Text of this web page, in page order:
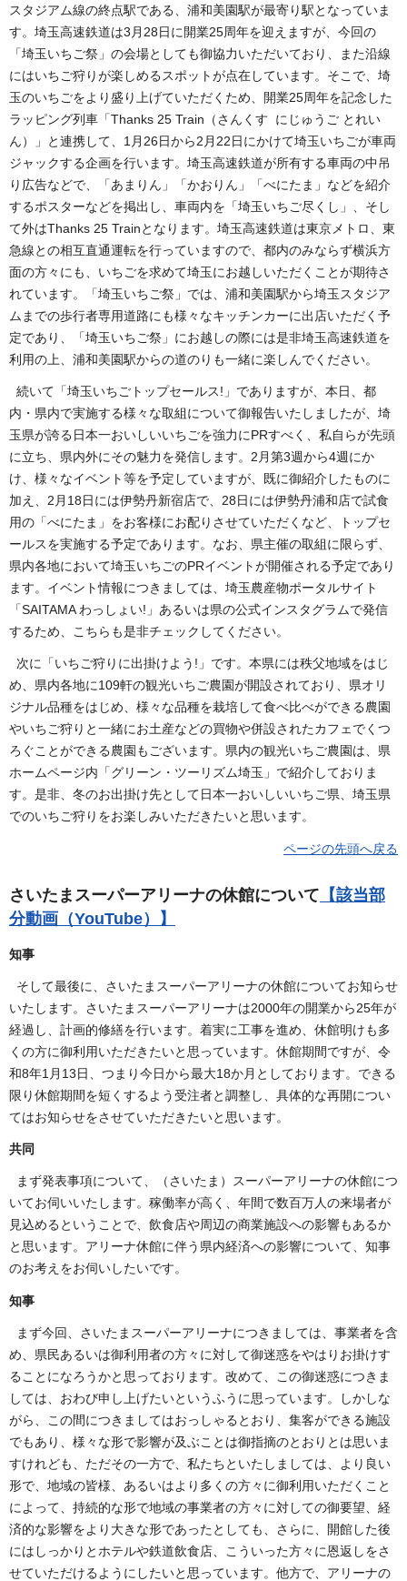
スタジアム線の終点駅である、浦和美園駅が最寄り駅となっていま
す。埼玉高速鉄道は3月28日に開業25周年を迎えますが、今回の
「埼玉いちご祭」の会場としても御協力いただいており、また沿線
にはいちご狩りが楽しめるスポットが点在しています。そこで、埼
玉のいちごをより盛り上げていただくため、開業25周年を記念した
ラッピング列車「Thanks 25 Train（さんくす にじゅうご とれい
ん）」と連携して、1月26日から2月22日にかけて埼玉いちごが車両
ジャックする企画を行います。埼玉高速鉄道が所有する車両の中吊
り広告などで、「あまりん」「かおりん」「べにたま」などを紹介
するポスターなどを掲出し、車両内を「埼玉いちご尽くし」、そし
て外はThanks 25 Trainとなります。埼玉高速鉄道は東京メトロ、東
急線との相互直通運転を行っていますので、都内のみならず横浜方
面の方々にも、いちごを求めて埼玉にお越しいただくことが期待さ
れています。「埼玉いちご祭」では、浦和美園駅から埼玉スタジア
ムまでの歩行者専用道路にも様々なキッチンカーに出店いただく予
定であり、「埼玉いちご祭」にお越しの際には是非埼玉高速鉄道を
利用の上、浦和美園駅からの道のりも一緒に楽しんでください。
続いて「埼玉いちごトップセールス!」でありますが、本日、都
内・県内で実施する様々な取組について御報告いたしましたが、埼
玉県が誇る日本一おいしいいちごを強力にPRすべく、私自らが先頭
に立ち、県内外にその魅力を発信します。2月第3週から4週にか
け、様々なイベント等を予定していますが、既に御紹介したものに
加え、2月18日には伊勢丹新宿店で、28日には伊勢丹浦和店で試食
用の「べにたま」をお客様にお配りさせていただくなど、トップセ
ールスを実施する予定であります。なお、県主催の取組に限らず、
県内各地において埼玉いちごのPRイベントが開催される予定であり
ます。イベント情報につきましては、埼玉農産物ポータルサイト
「SAITAMA わっしょい!」あるいは県の公式インスタグラムで発信
するため、こちらも是非チェックしてください。
次に「いちご狩りに出掛けよう!」です。本県には秩父地域をはじ
め、県内各地に109軒の観光いちご農園が開設されており、県オリ
ジナル品種をはじめ、様々な品種を栽培して食べ比べができる農園
やいちご狩りと一緒にお土産などの買物や併設されたカフェでくつ
ろぐことができる農園もございます。県内の観光いちご農園は、県
ホームページ内「グリーン・ツーリズム埼玉」で紹介しておりま
す。是非、冬のお出掛け先として日本一おいしいいちご県、埼玉県
でのいちご狩りをお楽しみいただきたいと思います。
ページの先頭へ戻る
さいたまスーパーアリーナの休館について 【該当部
分動画（YouTube）】
知事
そして最後に、さいたまスーパーアリーナの休館についてお知らせ
いたします。さいたまスーパーアリーナは2000年の開業から25年が
経過し、計画的修繕を行います。着実に工事を進め、休館明けも多
くの方に御利用いただきたいと思っています。休館期間ですが、令
和8年1月13日、つまり今日から最大18か月としております。できる
限り休館期間を短くするよう受注者と調整し、具体的な再開につい
てはお知らせをさせていただきたいと思います。
共同
まず発表事項について、（さいたま）スーパーアリーナの休館につ
いてお伺いいたします。稼働率が高く、年間で数百万人の来場者が
見込めるということで、飲食店や周辺の商業施設への影響もあるか
と思います。アリーナ休館に伴う県内経済への影響について、知事
のお考えをお伺いしたいです。
知事
まず今回、さいたまスーパーアリーナにつきましては、事業者を含
め、県民あるいは御利用者の方々に対して御迷惑をやはりお掛けす
ることになろうかと思っております。改めて、この御迷惑につきま
しては、おわび申し上げたいというふうに思っています。しかしな
がら、この間につきましてはおっしゃるとおり、集客ができる施設
でもあり、様々な形で影響が及ぶことは御指摘のとおりとは思いま
すけれども、ただその一方で、私たちといたしましては、より良い
形で、地域の皆様、あるいはより多くの方々に御利用いただくこと
によって、持続的な形で地域の事業者の方々に対しての御要望、経
済的な影響をより大きな形であったとしても、さらに、開館した後
にはしっかりとホテルや鉄道飲食店、こういった方々に恩返しをさ
せていただけるようにしたいと思っています。他方で、アリーナの